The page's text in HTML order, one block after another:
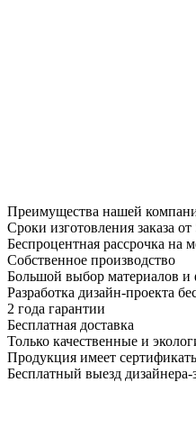
Преимущества нашей
Сроки изготовления заказа от
Беспроцентная рассрочка на
Собственное производство
Большой выбор материалов
Разработка дизайн-проекта
2 года гарантии
Бесплатная доставка
Только качественные и
Продукция имеет
Бесплатный выезд